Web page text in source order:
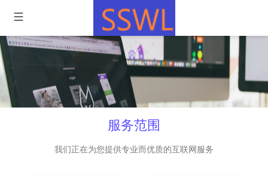
服务范围
我们正在为您提供专业而优质的互联网服务